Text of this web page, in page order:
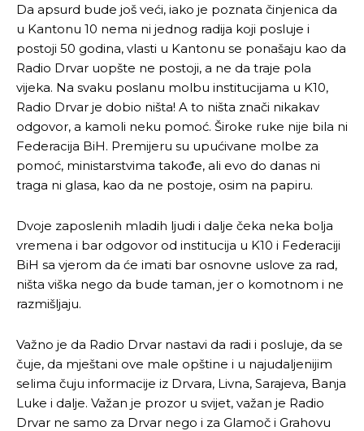
Da apsurd bude još veći, iako je poznata činjenica da
u Kantonu 10 nema ni jednog radija koji posluje i
postoji 50 godina, vlasti u Kantonu se ponašaju kao da
Radio Drvar uopšte ne postoji, a ne da traje pola
vijeka. Na svaku poslanu molbu institucijama u K10,
Radio Drvar je dobio ništa! A to ništa znači nikakav
odgovor, a kamoli neku pomoć. Široke ruke nije bila ni
Federacija BiH. Premijeru su upućivane molbe za
pomoć, ministarstvima takođe, ali evo do danas ni
traga ni glasa, kao da ne postoje, osim na papiru.
Dvoje zaposlenih mladih ljudi i dalje čeka neka bolja
vremena i bar odgovor od institucija u K10 i Federaciji
BiH sa vjerom da će imati bar osnovne uslove za rad,
ništa viška nego da bude taman, jer o komotnom i ne
razmišljaju.
Važno je da Radio Drvar nastavi da radi i posluje, da se
čuje, da mještani ove male opštine i u najudaljenijim
selima čuju informacije iz Drvara, Livna, Sarajeva, Banja
Luke i dalje. Važan je prozor u svijet, važan je Radio
Drvar ne samo za Drvar nego i za Glamoč i Grahovu